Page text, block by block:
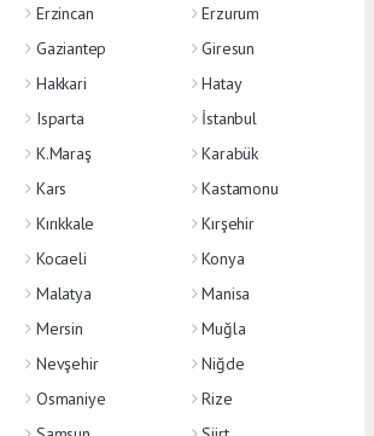
Erzincan
Erzurum
Gaziantep
Giresun
Hakkari
Hatay
Isparta
İstanbul
K.Maraş
Karabük
Kars
Kastamonu
Kırıkkale
Kırşehir
Kocaeli
Konya
Malatya
Manisa
Mersin
Muğla
Nevşehir
Niğde
Osmaniye
Rize